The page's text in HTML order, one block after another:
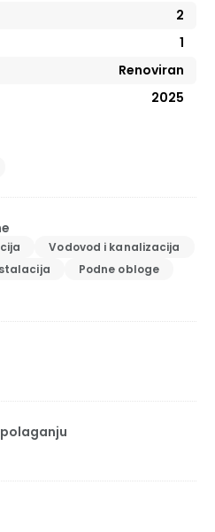
2
1
Renoviran
2025
Vodovod i kanalizacija
Podne obloge